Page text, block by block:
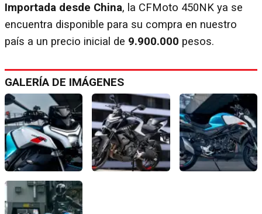
Importada desde China, la CFMoto 450NK ya se
encuentra disponible para su compra en nuestro
país a un precio inicial de 9.900.000 pesos.
GALERÍA DE IMÁGENES